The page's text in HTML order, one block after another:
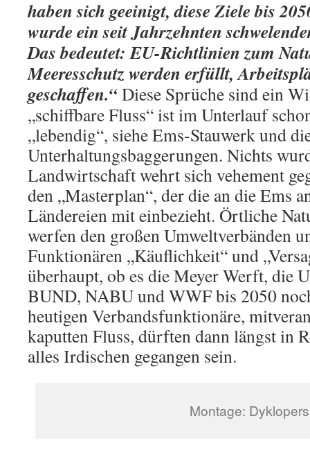
haben sich geeinigt, diese Ziele bis
wurde ein seit Jahrzehnten
Das bedeutet: EU-Richtlinien zum
Meeresschutz werden erfüllt,
geschaffen.“Diese Sprüche sind ein
„schiffbare Fluss“ ist im Unterlauf
„lebendig“, siehe Ems-Stauwerk und
Unterhaltungsbaggerungen. Nichts
Landwirtschaft wehrt sich vehement
den „Masterplan“, der die an die Ems
Ländereien mit einbezieht. Örtliche
werfen den großen Umweltverbänden
Funktionären „Käuflichkeit“ und
überhaupt, ob es die Meyer Werft, die
BUND, NABU und WWF bis 2050
heutigen Verbandsfunktionäre,
kaputten Fluss, dürften dann längst in
alles Irdischen gegangen sein.
Montage: Dyklopers